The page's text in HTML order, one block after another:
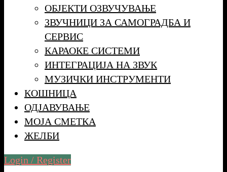
ОБЈЕКТИ ОЗВУЧУВАЊЕ
ЗВУЧНИЦИ ЗА САМОГРАДБА И
СЕРВИС
КАРАОКЕ СИСТЕМИ
ИНТЕГРАЦИЈА НА ЗВУК
МУЗИЧКИ ИНСТРУМЕНТИ
КОШНИЦА
ОДЈАВУВАЊЕ
МОЈА СМЕТКА
ЖЕЛБИ
Login / Register